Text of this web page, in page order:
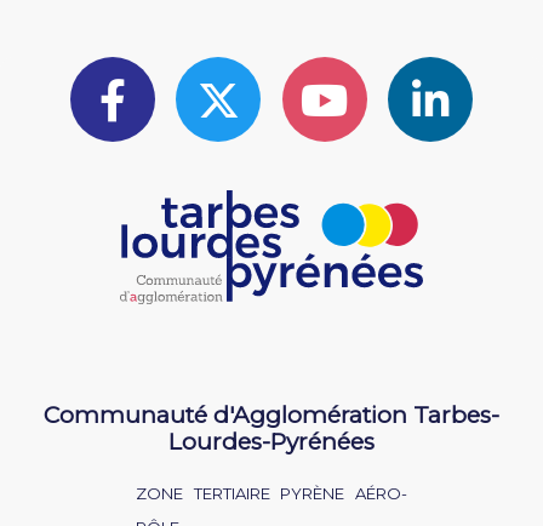
Communauté d'Agglomération Tarbes-
Lourdes-Pyrénées
ZONE TERTIAIRE PYRÈNE AÉRO-